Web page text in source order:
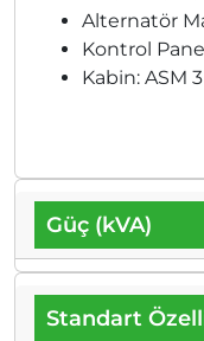
Alternatör
Kontrol
Kabin: ASM 3
Güç (kVA)
Standart